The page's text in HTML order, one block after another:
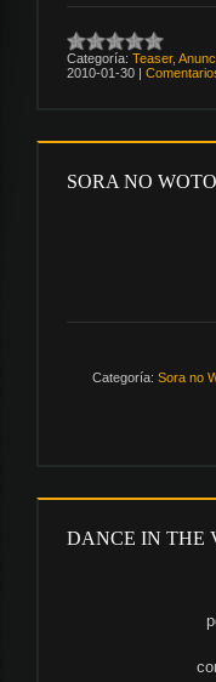
Categoría: Teaser,
2010-01-30 |
SORA NO
Categoría: Sora no
DANCE IN THE